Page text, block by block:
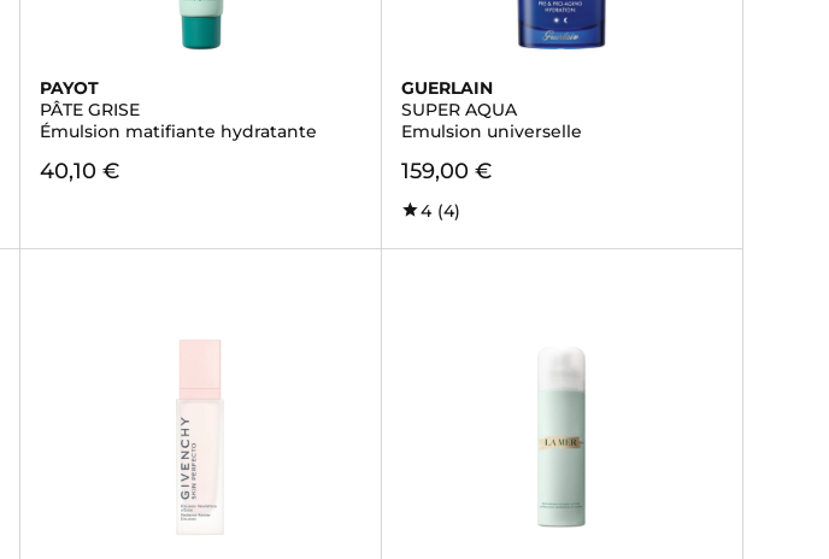
PAYOT
PÂTE GRISE
Émulsion matifiante hydratante
40,10 €
GUERLAIN
SUPER AQUA
Emulsion universelle
159,00 €
4 (4)